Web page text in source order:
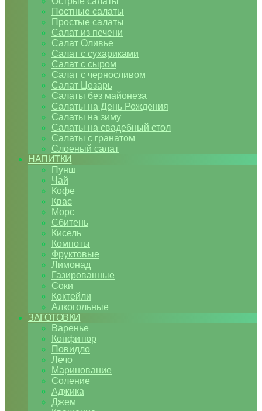
Постные салаты
Простые салаты
Салат из печени
Салат Оливье
Салат с сухариками
Салат с сыром
Салат с черносливом
Салат Цезарь
Салаты без майонеза
Салаты на День Рождения
Салаты на зиму
Салаты на свадебный стол
Салаты с гранатом
Слоеный салат
НАПИТКИ
Пунш
Чай
Кофе
Квас
Морс
Сбитень
Кисель
Компоты
Фруктовые
Лимонад
Газированные
Соки
Коктейли
Алкогольные
ЗАГОТОВКИ
Варенье
Конфитюр
Повидло
Лечо
Маринование
Соление
Аджика
Джем